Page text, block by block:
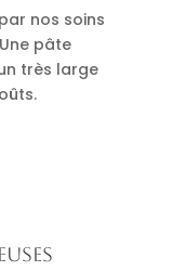
nos soins
pâte
très large